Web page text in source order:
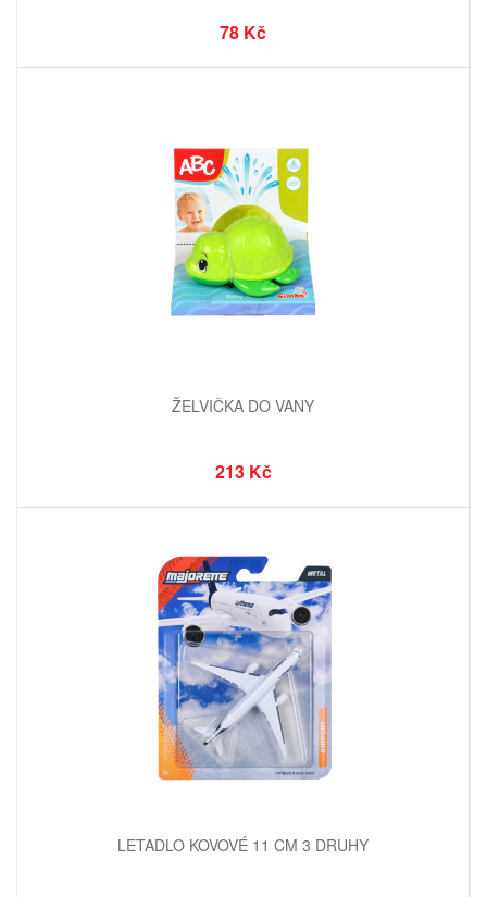
78 Kč
ŽELVIČKA DO VANY
213 Kč
LETADLO KOVOVÉ 11 CM 3 DRUHY